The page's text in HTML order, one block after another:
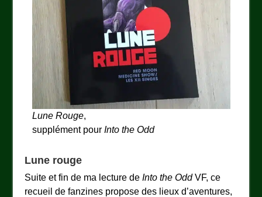
Lune Rouge,
supplément pour Into the Odd
Lune rouge
Suite et fin de ma lecture deInto the OddVF, ce
recueil de fanzines propose des lieux d’aventures,